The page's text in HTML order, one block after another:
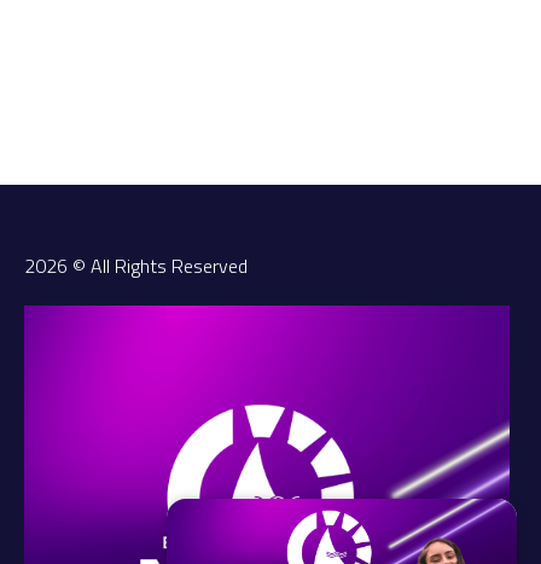
2026 © All Rights Reserved